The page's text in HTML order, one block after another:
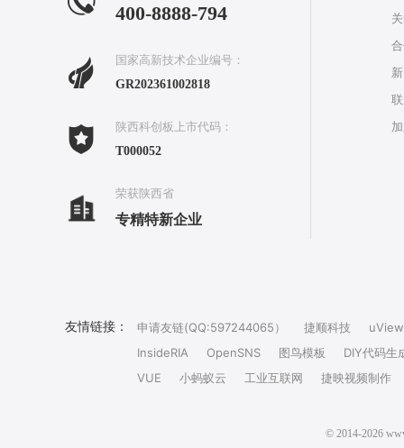
400-8888-794
国家高新技术企业编号：
GR202361002818
陕西科创板上市代码：
T000052
荣获陕西省
专精特新企业
友情链接： 申请友链(QQ:597244065） 捷顺科技
uView
InsideRIA
OpenSNS 图鸟模板
DIY代码生
VUE
小蚂蚁云 工业互联网 捷映视频制作
© 2014-2026